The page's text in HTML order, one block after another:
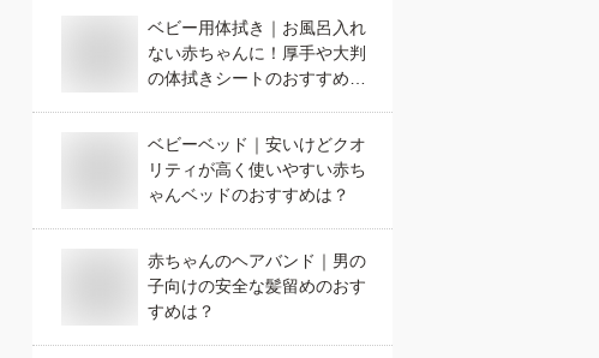
ベビー用体拭き｜お風呂入れ
ない赤ちゃんに！厚手や大判
の体拭きシートのおすすめ
ベビーベッド｜安いけどクオ
リティが高く使いやすい赤ち
ゃんベッドのおすすめは？
赤ちゃんのヘアバンド｜男の
子向けの安全な髪留めのおす
すめは？